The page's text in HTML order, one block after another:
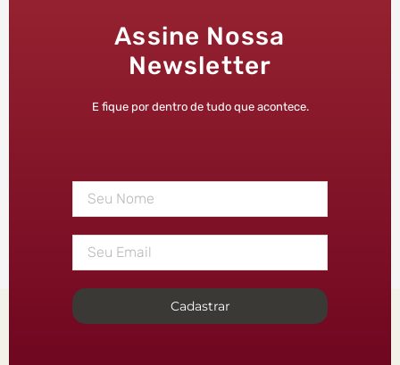
Assine Nossa
Newsletter
E fique por dentro de tudo que acontece.
Cadastrar